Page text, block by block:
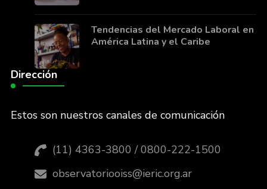
Tendencias del Mercado Laboral en
América Latina y el Caribe
Dirección
Estos son nuestros canales de comunicación
(11) 4363-3800 / 0800-222-1500
observatoriooiss@ieric.org.ar